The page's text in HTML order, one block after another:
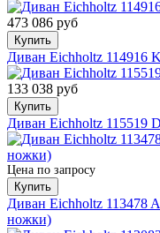
473 086 руб
Купить
Диван Eichholtz 114916
133 038 руб
Купить
Диван Eichholtz 115519
Цена по запросу
Купить
Диван Eichholtz 113478
ножки)